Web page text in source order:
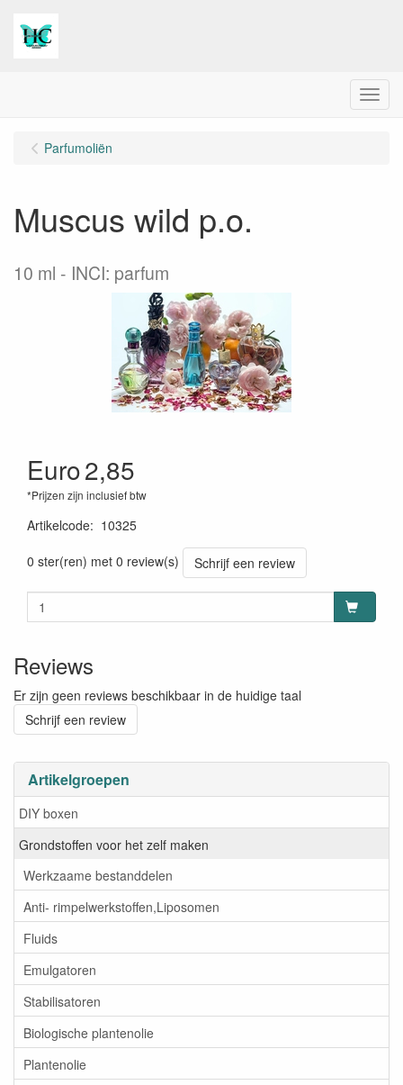
Menu
Artikelgroepen
DIY boxen
Grondstoffen voor het zelf maken
Werkzaame bestanddelen
Anti- rimpelwerkstoffen,Liposomen
Fluids
Emulgatoren
Stabilisatoren
Biologische plantenolie
Plantenolie
Parfumoliën
Muscus wild p.o.
10 ml INCI: parfum
Euro2,85
*Prijzen zijn inclusief btw
Artikelcode: 10325
0 ster(ren) met 0 review(s)
Schrijf een review
Reviews
Er zijn geen reviews beschikbaar in de huidige taal
Schrijf een review